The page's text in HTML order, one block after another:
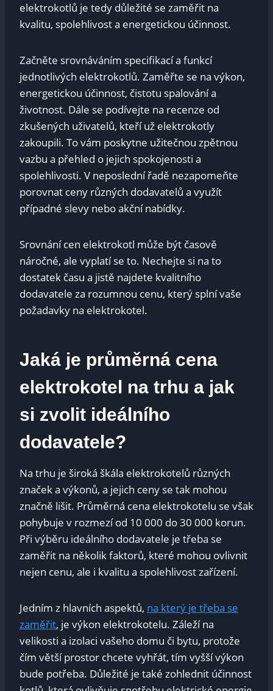
elektrokotlů je tedy důležité se zaměřit na
kvalitu, spolehlivost a energetickou účinnost.
Začněte srovnáváním specifikací a funkcí
jednotlivých elektrokotlů. Zaměřte se na výkon,
energetickou účinnost, čistotu spalování a
životnost. Dále se podívejte na recenze od
zkušených uživatelů, kteří už elektrokotly
zakoupili. To vám poskytne užitečnou zpětnou
vazbu a přehled o jejich spokojenosti a
spolehlivosti. V neposlední řadě nezapomeňte
porovnat ceny různých dodavatelů a využít
případné slevy nebo akční nabídky.
Srovnání cen elektrokotl může být časově
náročné, ale vyplatí se to. Nechejte si na to
dostatek času a jistě najdete kvalitního
dodavatele za rozumnou cenu, který splní vaše
požadavky na elektrokotel.
Jaká je průměrná cena
elektrokotel na trhu a jak
si zvolit ideálního
dodavatele?
Na trhu je široká škála elektrokotelů různých
značek a výkonů, a jejich ceny se tak mohou
značně lišit. Průměrná cena elektrokotelu se však
pohybuje v rozmezí od 10 000 do 30 000 korun.
Při výběru ideálního dodavatele je třeba se
zaměřit na několik faktorů, které mohou ovlivnit
nejen cenu, ale i kvalitu a spolehlivost zařízení.
Jedním z hlavních aspektů, na který je třeba se
zaměřit, je výkon elektrokotelu. Záleží na
velikosti a izolaci vašeho domu či bytu, protože
čím větší prostor chcete vyhřát, tím vyšší výkon
bude potřeba. Důležité je také zohlednit účinnost